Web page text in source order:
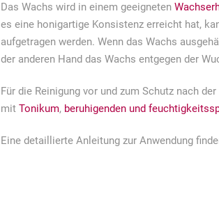
Das Wachs wird in einem geeigneten
es eine honigartige Konsistenz erreicht hat,
aufgetragen werden. Wenn das Wachs
der anderen Hand das Wachs entgegen der
Für die Reinigung vor und zum Schutz nach
mit Tonikum, beruhigenden und
Eine detaillierte Anleitung zur Anwendung